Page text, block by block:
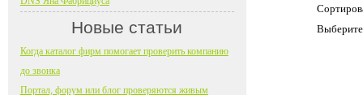
Новые статьи
Когда каталог фирм помогает проверить компанию
до звонка
Портал, форум или блог проверяются живым